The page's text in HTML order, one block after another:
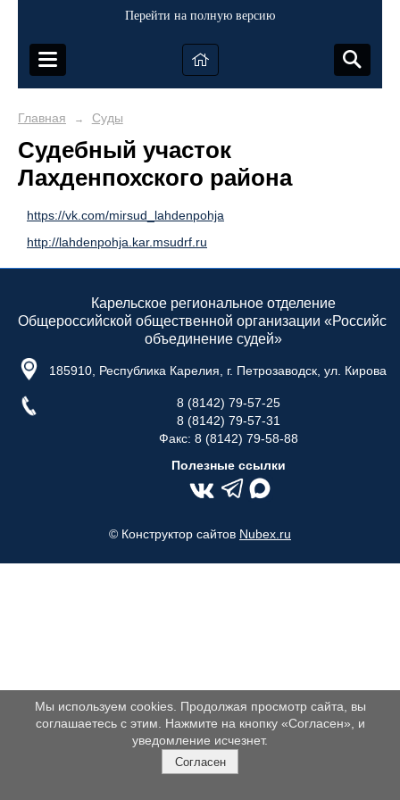
Перейти на полную версию
Главная → Суды
Судебный участок
Лахденпохского района
https://vk.com/mirsud_lahdenpohja
http://lahdenpohja.kar.msudrf.ru
Карельское региональное отделение
Общероссийской общественной организации
объединение судей»
185910, Республика Карелия, г. Петрозаводск, ул. Кирова,
8 (8142) 79-57-25
8 (8142) 79‑57‑31
Факс: 8 (8142) 79-58-88
Полезные ссылки
© Конструктор сайтов Nubex.ru
Мы используем cookies. Продолжая просмотр сайта, вы
соглашаетесь с этим. Нажмите на кнопку «Согласен», и
уведомление исчезнет.
Согласен